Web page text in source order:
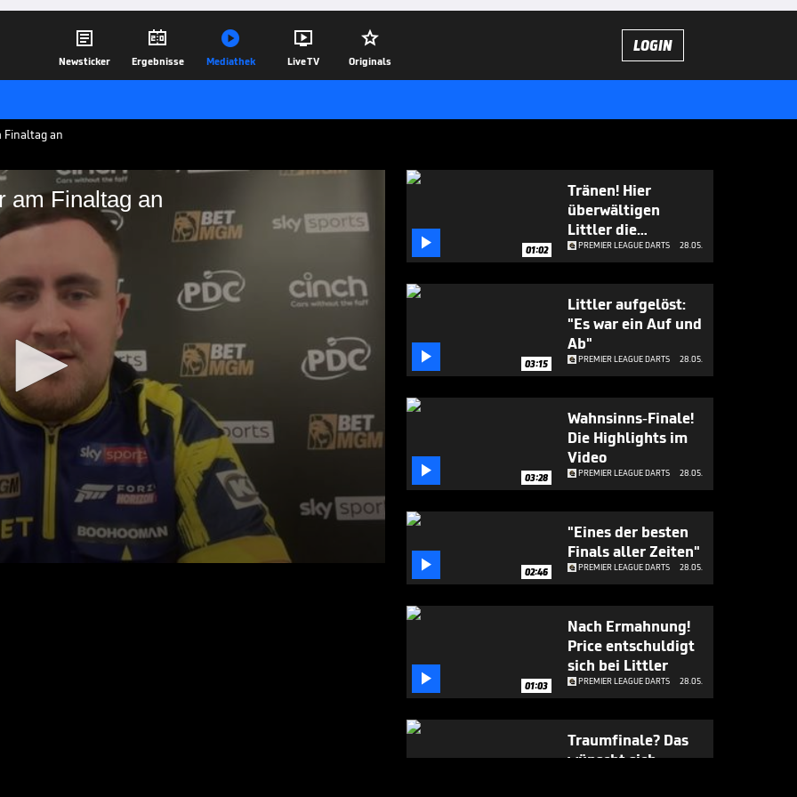

Newsticker

Ergebnisse

Mediathek

Live TV

Originals
LOGIN
Finaltag an
am Finaltag an
Littler am Finaltag an
der Premier League of Darts mit
und was ihn an diesem Tag antreibt.
28.05.26
 01:02
Tränen! Hier
überwältigen
Littler die
Emotionen
PREMIER LEAGUE DARTS 28.05.
 03:15
Littler aufgelöst:
"Es war ein Auf und
Ab"
PREMIER LEAGUE DARTS 28.05.
 03:28
Wahnsinns-Finale!
Die Highlights im
Video
PREMIER LEAGUE DARTS 28.05.
 02:46
"Eines der besten
Finals aller Zeiten"
PREMIER LEAGUE DARTS 28.05.
 01:03
Nach Ermahnung!
Price entschuldigt
sich bei Littler
PREMIER LEAGUE DARTS 28.05.
Traumfinale? Das
wünscht sich